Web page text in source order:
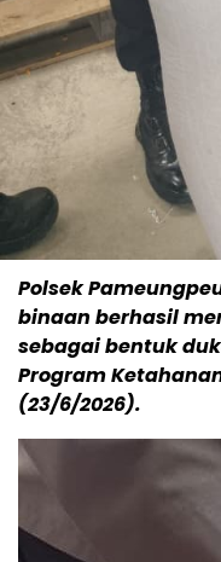
Polsek
binaan berhasil
sebagai bentuk
Program
(23/6/2026).